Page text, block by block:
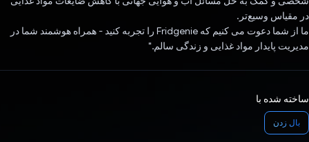
در مقیاس وسیع‌تر.
ما از شما دعوت می کنیم که Fridgenie را تجربه کنید - همراه هوشمند شما در
مدیریت پایدار مواد غذایی و زندگی سالم."
ساخته شده با
بال زدن